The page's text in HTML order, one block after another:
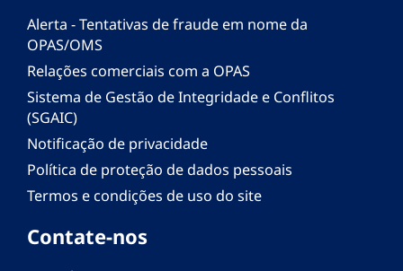
Alerta - Tentativas de fraude em nome da
OPAS/OMS
Relações comerciais com a OPAS
Sistema de Gestão de Integridade e Conflitos
(SGAIC)
Notificação de privacidade
Política de proteção de dados pessoais
Termos e condições de uso do site
Contate-nos